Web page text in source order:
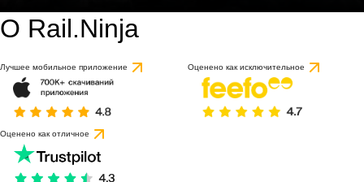
О Rail.Ninja
Лучшее мобильное приложение Оценено как исключительное
Оценено как отличное